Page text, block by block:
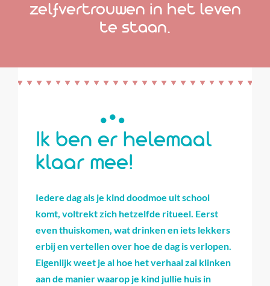
zelfvertrouwen in het leven
te staan.
Ik ben er helemaal
klaar mee!
Iedere dag als je kind doodmoe uit school
komt, voltrekt zich hetzelfde ritueel. Eerst
even thuiskomen, wat drinken en iets lekkers
erbij en vertellen over hoe de dag is verlopen.
Eigenlijk weet je al hoe het verhaal zal klinken
aan de manier waarop je kind jullie huis in